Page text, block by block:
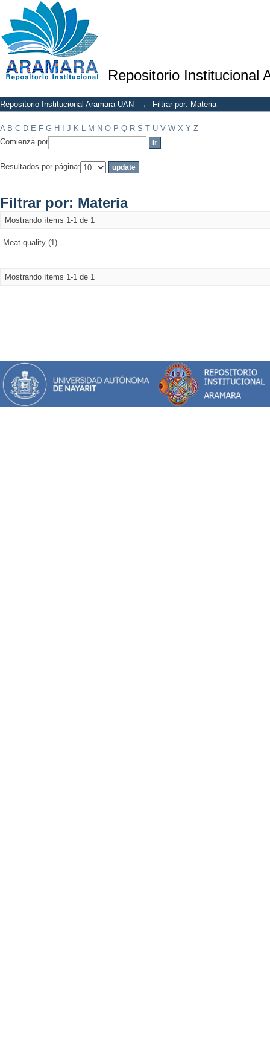
Repositorio Institucional
Filtrar por: Materia
Repositorio Institucional Aramara-UAN → Filtrar por: Materia
A B C D E F G H J K L M N O P Q R S T U V W X Y Z
Comienza por
Resultados por página:
Filtrar por: Materia
Mostrando ítems 1-1 de 1
Meat quality (1)
Mostrando ítems 1-1 de 1